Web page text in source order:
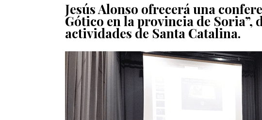
Jesús Alonso ofrecerá una
Gótico en la provincia de Soria”,
actividades de Santa Catalina.